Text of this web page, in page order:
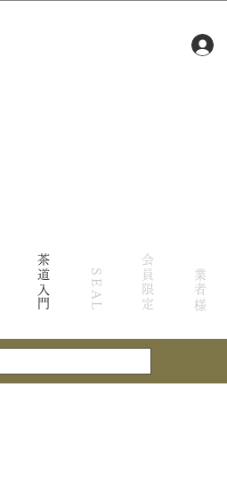
茶道入門 SEAL 会員限定 業者様